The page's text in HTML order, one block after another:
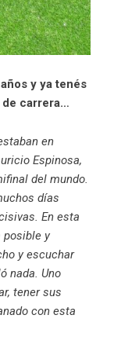
y ya tenés
de carrera…
en
Espinosa,
del mundo.
días
En esta
posible y
y escuchar
nada. Uno
tener sus
con esta